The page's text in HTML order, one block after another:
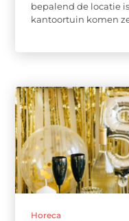
bepalend de locatie
kantoortuin komen
Horeca